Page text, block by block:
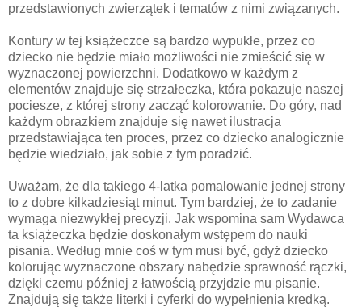
przedstawionych zwierzątek i tematów z nimi związanych.
Kontury w tej książeczce są bardzo wypukłe, przez co
dziecko nie będzie miało możliwości nie zmieścić się w
wyznaczonej powierzchni. Dodatkowo w każdym z
elementów znajduje się strzałeczka, która pokazuje naszej
pociesze, z której strony zacząć kolorowanie. Do góry, nad
każdym obrazkiem znajduje się nawet ilustracja
przedstawiająca ten proces, przez co dziecko analogicznie
będzie wiedziało, jak sobie z tym poradzić.
Uważam, że dla takiego 4-latka pomalowanie jednej strony
to z dobre kilkadziesiąt minut. Tym bardziej, że to zadanie
wymaga niezwykłej precyzji. Jak wspomina sam Wydawca
ta książeczka będzie doskonałym wstępem do nauki
pisania. Według mnie coś w tym musi być, gdyż dziecko
kolorując wyznaczone obszary nabędzie sprawność rączki,
dzięki czemu później z łatwością przyjdzie mu pisanie.
Znajdują się także literki i cyferki do wypełnienia kredką.